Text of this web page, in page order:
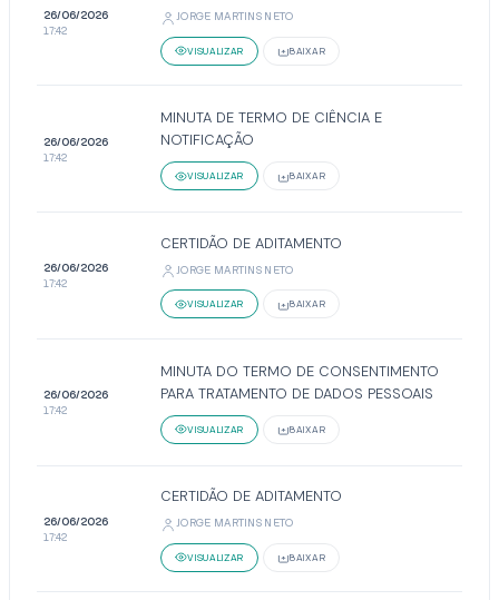
26/06/2026
17:42
JORGE MARTINS NETO
VISUALIZAR BAIXAR
26/06/2026
17:42
MINUTA DE TERMO DE CIÊNCIA E
NOTIFICAÇÃO
VISUALIZAR BAIXAR
26/06/2026
17:42
CERTIDÃO DE ADITAMENTO
JORGE MARTINS NETO
VISUALIZAR BAIXAR
26/06/2026
17:42
MINUTA DO TERMO DE CONSENTIMENTO
PARA TRATAMENTO DE DADOS PESSOAIS
VISUALIZAR BAIXAR
26/06/2026
17:42
CERTIDÃO DE ADITAMENTO
JORGE MARTINS NETO
VISUALIZAR BAIXAR